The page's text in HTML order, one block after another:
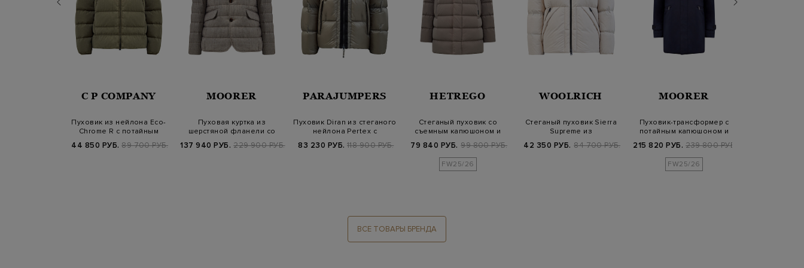
C P COMPANY
Пуховик из нейлона Eco-
Chrome R с потайным
44 850 РУБ. 89 700 РУБ.
MOORER
Пуховая куртка из
шерстяной фланели со
137 940 РУБ. 229 900 РУБ.
PARAJUMPERS
Пуховик Diran из стеганого
нейлона Pertex с
83 230 РУБ. 118 900 РУБ.
HETREGO
Стеганый пуховик со
съемным капюшоном и
79 840 РУБ. 99 800 РУБ.
FW25/26
WOOLRICH
Стеганый пуховик Sierra
Supreme из
42 350 РУБ. 84 700 РУБ.
MOORER
Пуховик-трансформер с
потайным капюшоном и
215 820 РУБ. 239 800 РУБ.
FW25/26
ВСЕ ТОВАРЫ БРЕНДА